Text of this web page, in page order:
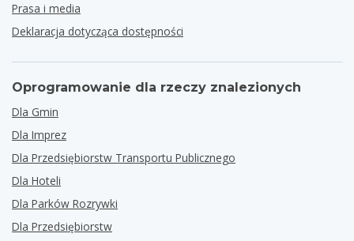
Prasa i media
Deklaracja dotycząca dostępności
Oprogramowanie dla rzeczy znalezionych
Dla Gmin
Dla Imprez
Dla Przedsiębiorstw Transportu Publicznego
Dla Hoteli
Dla Parków Rozrywki
Dla Przedsiębiorstw